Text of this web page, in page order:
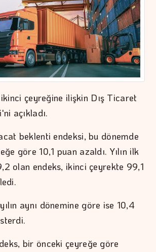
ikinci çeyreğine ilişkin Dış Ticaret
açıkladı.
beklenti endeksi, bu dönemde
göre 10,1 puan azaldı. Yılın ilk
olan endeks, ikinci çeyrekte 99,1
aynı dönemine göre ise 10,4
bir önceki çeyreğe göre